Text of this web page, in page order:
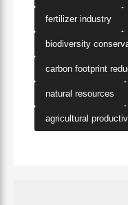
fertilizer industry
biodiversity
carbon footprint
natural resources
agricultural